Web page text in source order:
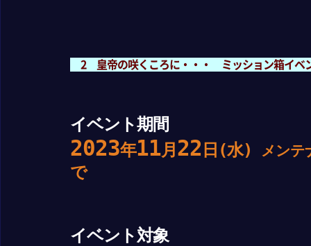
2 皇帝の咲くころに・・・ ミッション箱イベ
イベント期間
2023年11月 22 日(水) メンテ
で
イベント対象